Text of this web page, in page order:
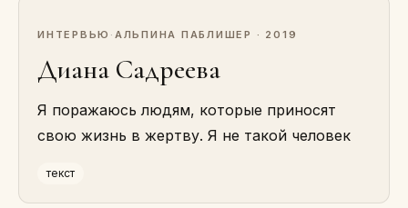
ИНТЕРВЬЮ · АЛЬПИНА ПАБЛИШЕР · 2019
Диана Садреева
Я поражаюсь людям, которые приносят
свою жизнь в жертву. Я не такой человек
текст